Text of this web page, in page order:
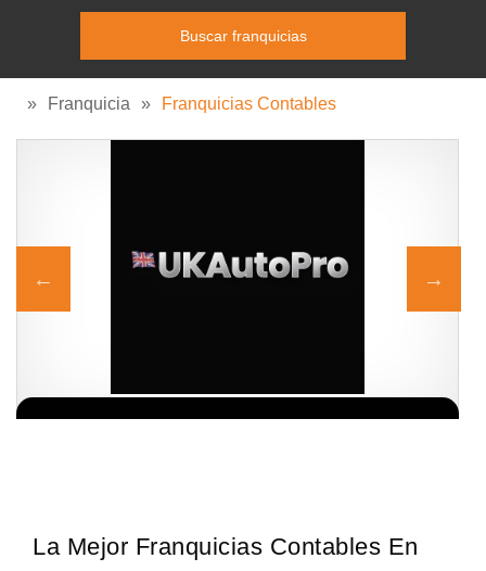
» Franquicia » Franquicias Contables
La Mejor Franquicias Contables En